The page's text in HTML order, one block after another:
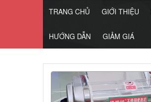
TRANG CHỦ GIỚI THIỆU
HƯỚNG DẪN GIẢM GIÁ